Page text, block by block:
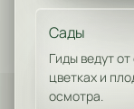
Сады
Гиды ведут
цветках и
осмотра.